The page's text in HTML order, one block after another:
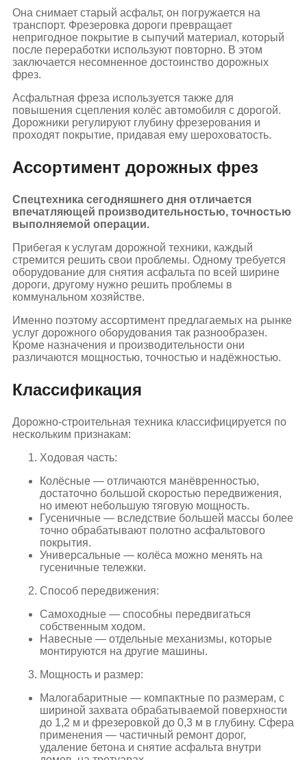
Она снимает старый асфальт, он погружается на
транспорт. Фрезеровка дороги превращает
непригодное покрытие в сыпучий материал, который
после переработки используют повторно. В этом
заключается несомненное достоинство дорожных
фрез.
Асфальтная фреза используется также для
повышения сцепления колёс автомобиля с дорогой.
Дорожники регулируют глубину фрезерования и
проходят покрытие, придавая ему шероховатость.
Ассортимент дорожных фрез
Спецтехника сегодняшнего дня отличается
впечатляющей производительностью, точностью
выполняемой операции.
Прибегая к услугам дорожной техники, каждый
стремится решить свои проблемы. Одному требуется
оборудование для снятия асфальта по всей ширине
дороги, другому нужно решить проблемы в
коммунальном хозяйстве.
Именно поэтому ассортимент предлагаемых на рынке
услуг дорожного оборудования так разнообразен.
Кроме назначения и производительности они
различаются мощностью, точностью и надёжностью.
Классификация
Дорожно-строительная техника классифицируется по
нескольким признакам:
Ходовая часть:
Колёсные — отличаются манёвренностью,
достаточно большой скоростью передвижения,
но имеют небольшую тяговую мощность.
Гусеничные — вследствие большей массы более
точно обрабатывают полотно асфальтового
покрытия.
Универсальные — колёса можно менять на
гусеничные тележки.
Способ передвижения:
Самоходные — способны передвигаться
собственным ходом.
Навесные — отдельные механизмы, которые
монтируются на другие машины.
Мощность и размер:
Малогабаритные — компактные по размерам, с
шириной захвата обрабатываемой поверхности
до 1,2 м и фрезеровкой до 0,3 м в глубину. Сфера
применения — частичный ремонт дорог,
удаление бетона и снятие асфальта внутри